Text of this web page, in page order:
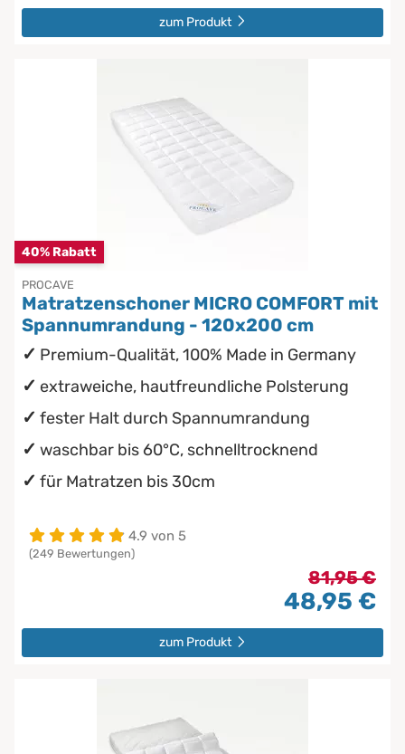
zum Produkt
40% Rabatt
PROCAVE
Matratzenschoner MICRO COMFORT mit
Spannumrandung - 120x200 cm
Premium-Qualität, 100% Made in Germany
extraweiche, hautfreundliche Polsterung
fester Halt durch Spannumrandung
waschbar bis 60°C, schnelltrocknend
für Matratzen bis 30cm
4.9 von 5
(249 Bewertungen)
81,95 €
48,95 €
zum Produkt